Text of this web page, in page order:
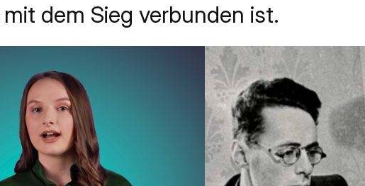
dem Sieg verbunden ist.